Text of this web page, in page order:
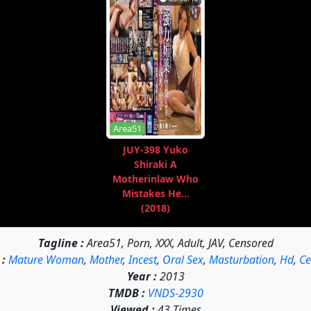
Area51
JUY-398 Yuko
Shiraki A
Motherinlaw Who
Mistakes He...
(2018)
Tagline :Area51, Porn, XXX, Adult, JAV, Censored
Mature Woman, Mother,Incest, Oral Sex, Masturbation, Hd,
Year :2013
TMDB : VNDS-2930